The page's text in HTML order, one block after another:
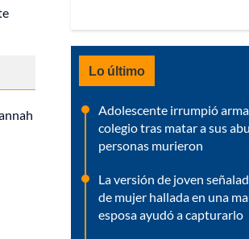
Lo último
Adolescente irrumpió
colegio tras matar a sus
personas murieron
La versión de joven
de mujer hallada en una
esposa ayudó a capturarlo